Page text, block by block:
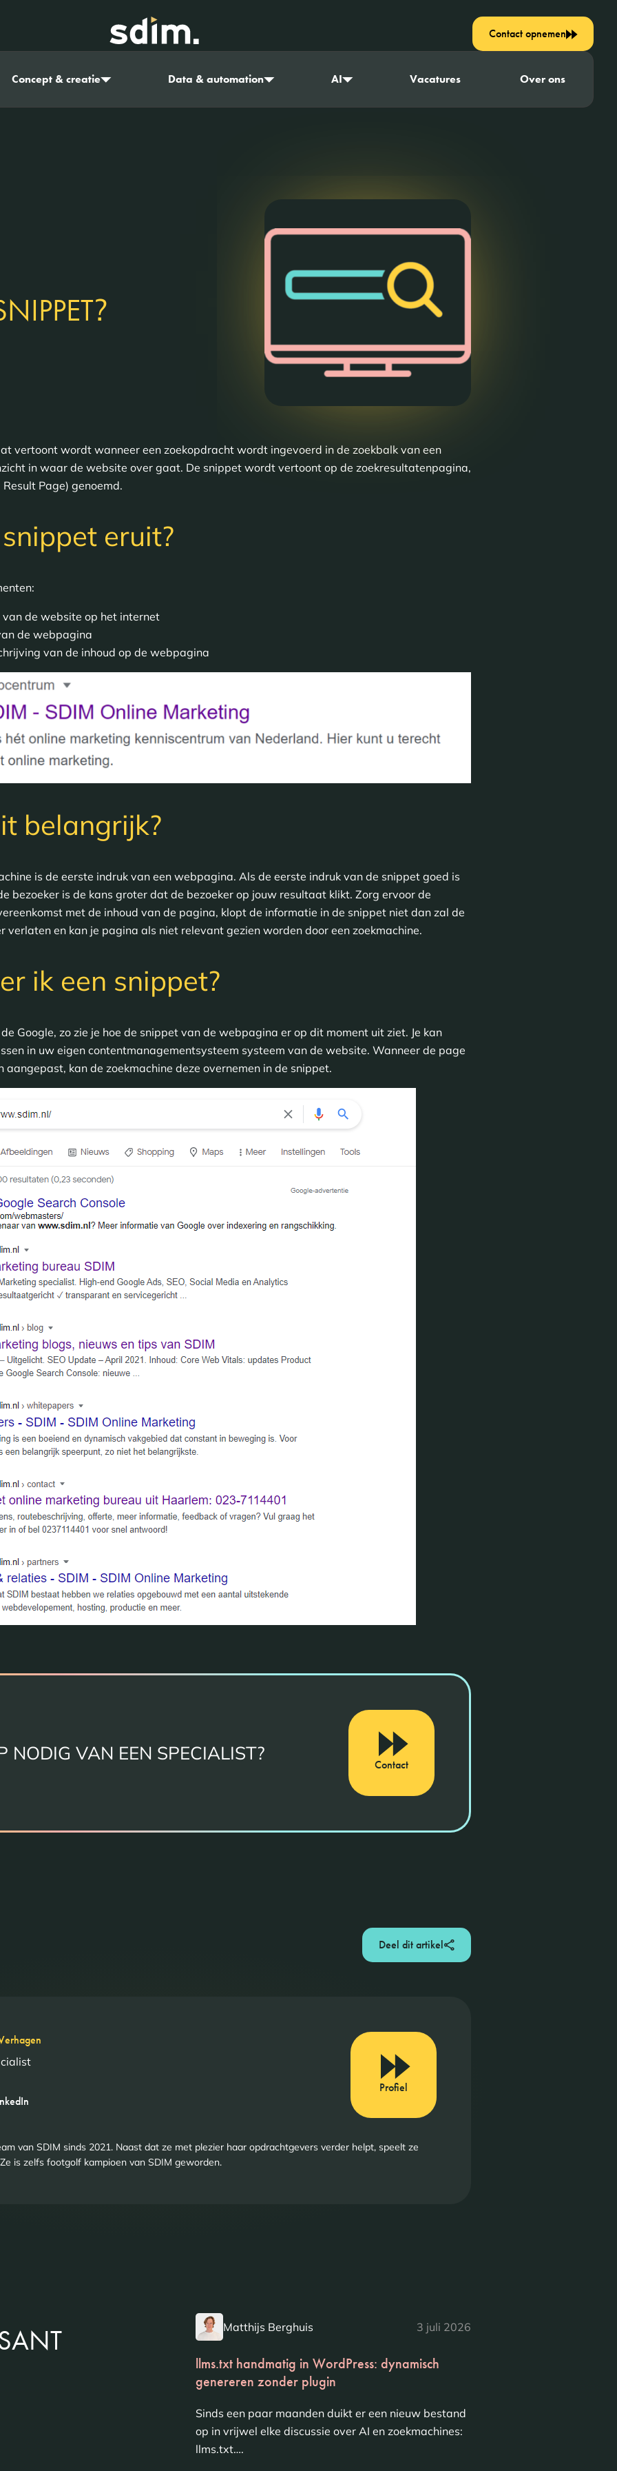
Concept & creatie Data & automation AI Vacatures Over ons
Contact opnemen
?
vertoont wordt wanneer een zoekopdracht wordt ingevoerd in de zoekbalk van een
in waar de website over gaat. De snippet wordt vertoont op de zoekresultatenpagina,
Page) genoemd.
eruit?
de website op het internet
de webpagina
van de inhoud op de webpagina
belangrijk?
is de eerste indruk van een webpagina. Als de eerste indruk van de snippet goed is
bezoeker is de kans groter dat de bezoeker op jouw resultaat klikt. Zorg ervoor de
met de inhoud van de pagina, klopt de informatie in de snippet niet dan zal de
verlaten en kan je pagina als niet relevant gezien worden door een zoekmachine.
ik een snippet?
Google, zo zie je hoe de snippet van de webpagina er op dit moment uit ziet. Je kan
in uw eigen contentmanagementsysteem systeem van de website. Wanneer de page
kan de zoekmachine deze overnemen in de snippet.
NODIG VAN EEN SPECIALIST?
Contact
Deel dit artikel
Profiel
van SDIM sinds 2021. Naast dat ze met plezier haar opdrachtgevers verder helpt, speelt ze
is zelfs footgolf kampioen van SDIM geworden.
Matthijs Berghuis 3 juli 2026
llms.txt handmatig in WordPress: dynamisch
genereren zonder plugin
Sinds een paar maanden duikt er een nieuw bestand
op in vrijwel elke discussie over AI en zoekmachines:
llms.txt….